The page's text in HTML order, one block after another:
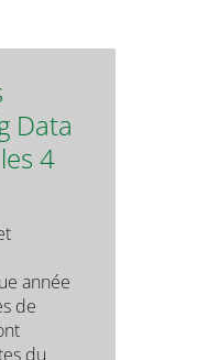
Data
4
année
de
du